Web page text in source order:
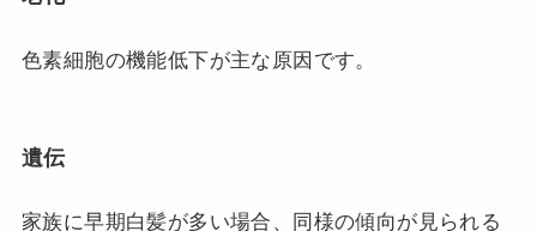
色素細胞の機能低下が主な原因です。
遺伝
家族に早期白髪が多い場合、同様の傾向が見られる